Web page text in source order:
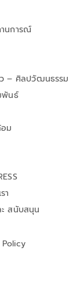
นการณ์
– ศิลปวัฒนธรรม
พันธ์
ม
า
สนับสนุน